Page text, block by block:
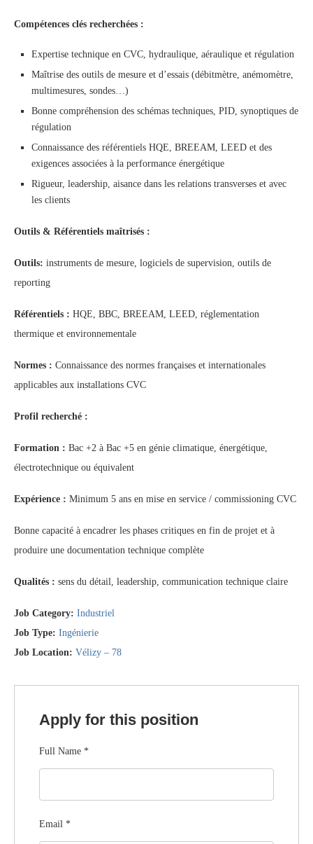
Compétences clés recherchées :
Expertise technique en CVC, hydraulique, aéraulique et régulation
Maîtrise des outils de mesure et d’essais (débitmètre, anémomètre,
multimesures, sondes…)
Bonne compréhension des schémas techniques, PID, synoptiques de
régulation
Connaissance des référentiels HQE, BREEAM, LEED et des
exigences associées à la performance énergétique
Rigueur, leadership, aisance dans les relations transverses et avec
les clients
Outils & Référentiels maîtrisés :
Outils: instruments de mesure, logiciels de supervision, outils de
reporting
Référentiels : HQE, BBC, BREEAM, LEED, réglementation
thermique et environnementale
Normes : Connaissance des normes françaises et internationales
applicables aux installations CVC
Profil recherché :
Formation : Bac +2 à Bac +5 en génie climatique, énergétique,
électrotechnique ou équivalent
Expérience : Minimum 5 ans en mise en service / commissioning CVC
Bonne capacité à encadrer les phases critiques en fin de projet et à
produire une documentation technique complète
Qualités : sens du détail, leadership, communication technique claire
Job Category: Industriel
Job Type: Ingénierie
Job Location: Vélizy – 78
Apply for this position
Full Name *
Email *